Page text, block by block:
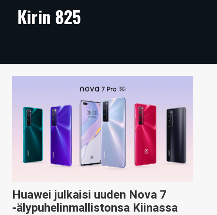
ARTIKKELIT
TECHBBS
HINTA.FI
KAUPPA
VAIHDA TEEMA
HAKU
Kirin 825
Huawei julkaisi uuden Nova 7
-älypuhelinmallistonsa Kiinassa